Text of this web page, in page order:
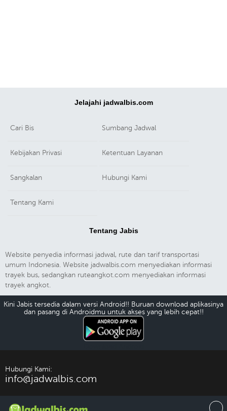
Jelajahi jadwalbis.com
Cari Bis Sumbang Jadwal
Kebijakan Privasi Ketentuan Layanan
Sangkalan Hubungi Kami
Tentang Kami
Tentang Jabis
Website penyedia informasi jadwal, rute dan tarif transportasi
umum Indonesia. Website jadwalbis.com menyediakan informasi
trayek bus, sedangkan ruteangkot.com menyediakan informasi
trayek angkot.
Kini Jabis tersedia dalam versi Android!! Buruan download aplikasinya
dan pasang di Androidmu untuk akses yang lebih cepat!!
Hubungi Kami:
info@jadwalbis.com